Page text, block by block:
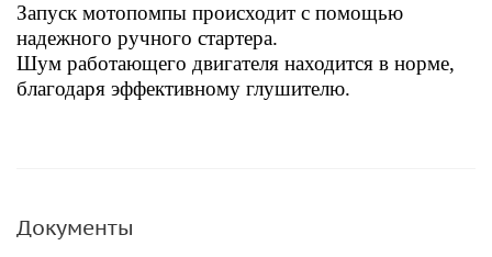
Запуск мотопомпы происходит с помощью
надежного ручного стартера.
Шум работающего двигателя находится в норме,
благодаря эффективному глушителю.
Документы